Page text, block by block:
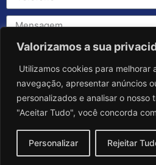
Valorizamos a sua
Utilizamos cookies para melhorar
navegação, apresentar anúncios
personalizados e analisar o nosso
"Aceitar Tudo", você concorda
Personalizar RejeitarEnviar